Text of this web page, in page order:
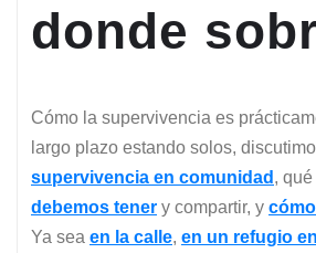
donde
Cómo la supervivencia es
largo plazo estando solos,
supervivencia en comunidad , qué
debemos tener y compartir, y
Ya sea en la calle, en un refugio